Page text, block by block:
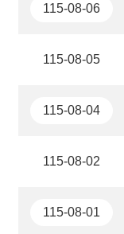
115-08-06
115-08-05
115-08-04
115-08-02
115-08-01